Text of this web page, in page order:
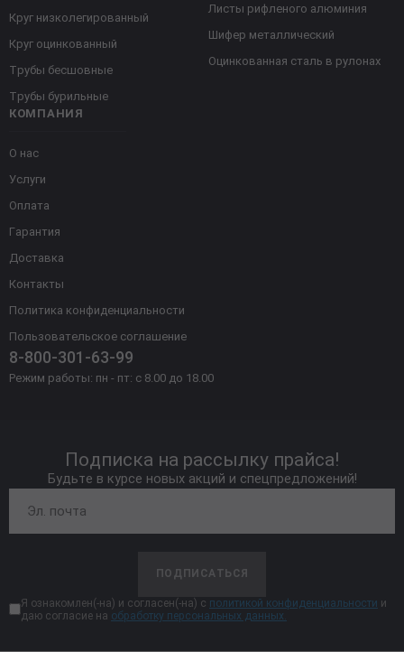
КОМПАНИЯ
О нас
Услуги
Оплата
Гарантия
Доставка
Контакты
Политика конфиденциальности
Пользовательское соглашение
8-800-301-63-99
Режим работы: пн - пт: с 8.00 до 18.00
Круг низколегированный
Круг оцинкованный
Трубы бесшовные
Трубы бурильные
Листы рифленого алюминия
Шифер металлический
Оцинкованная сталь в рулонах
Подписка на рассылку прайса!
Будьте в курсе новых акций и спецпредложений!
ПОДПИСАТЬСЯ
Я ознакомлен(-на) и согласен(-на) с политикой конфиденциальности и
даю согласие на обработку персональных данных.